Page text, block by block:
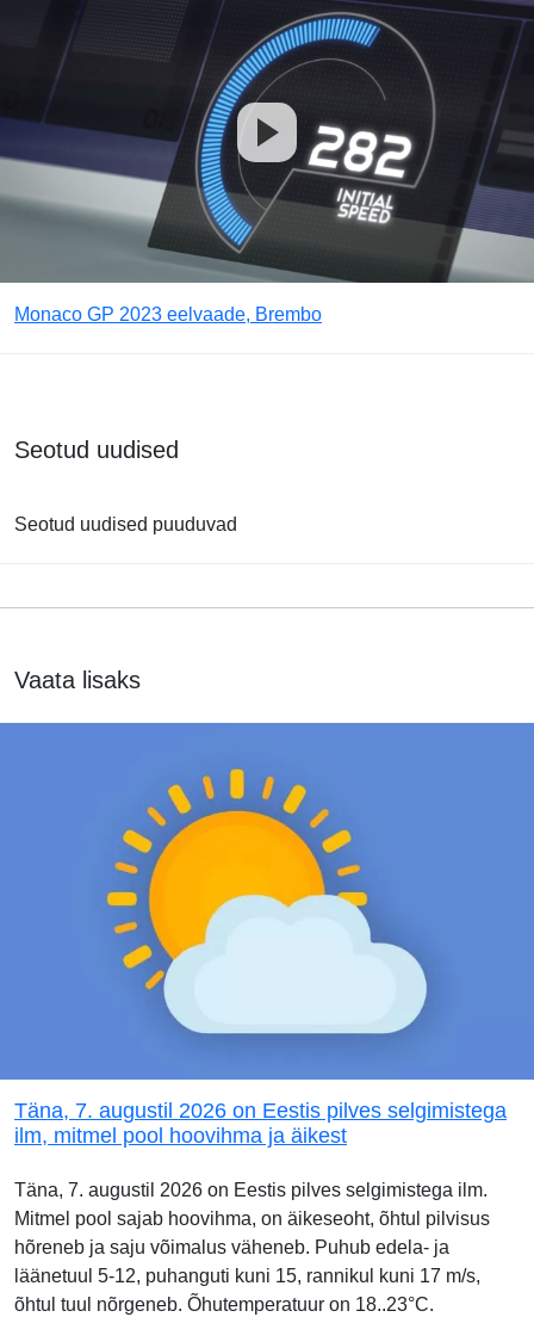
Monaco GP 2023 eelvaade, Brembo
Seotud uudised
Seotud uudised puuduvad
Vaata lisaks
Täna, 7. augustil 2026 on Eestis pilves selgimistega
ilm, mitmel pool hoovihma ja äikest
Täna, 7. augustil 2026 on Eestis pilves selgimistega ilm.
Mitmel pool sajab hoovihma, on äikeseoht, õhtul pilvisus
hõreneb ja saju võimalus väheneb. Puhub edela- ja
läänetuul 5-12, puhanguti kuni 15, rannikul kuni 17 m/s,
õhtul tuul nõrgeneb. Õhutemperatuur on 18..23°C.